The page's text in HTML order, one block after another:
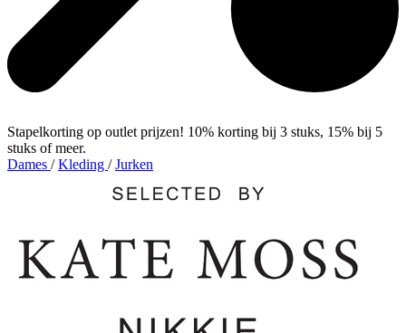
Stapelkorting op outlet prijzen! 10% korting bij 3 stuks, 15% bij 5
stuks of meer.
Dames / Kleding / Jurken